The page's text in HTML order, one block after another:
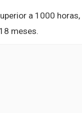
a 1000 horas,
meses.